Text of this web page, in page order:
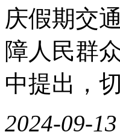
庆假期交
障人民群
中提出，
2024-09-13